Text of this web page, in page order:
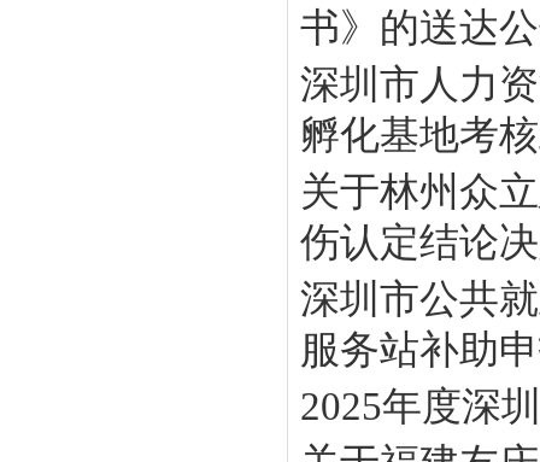
书》的送达
深圳市人力
孵化基地考
关于林州众
伤认定结论
深圳市公共
服务站补助
2025年度深